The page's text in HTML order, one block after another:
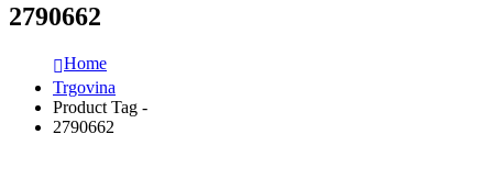
2790662
Home
Trgovina
Product Tag -
2790662